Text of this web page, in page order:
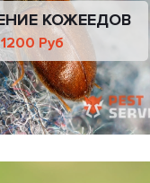
КОЖЕЕДОВ
Руб